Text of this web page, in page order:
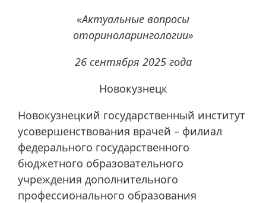
«Актуальные вопросы
оториноларингологии»
26 сентября 2025 года
Новокузнецк
Новокузнецкий государственный институт
усовершенствования врачей – филиал
федерального государственного
бюджетного образовательного
учреждения дополнительного
профессионального образования